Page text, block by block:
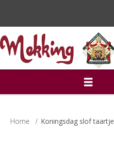
Home / Koningsdag slof taartje